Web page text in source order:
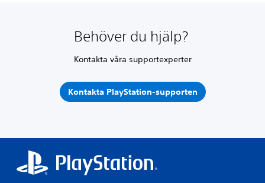
Behöver du hjälp?
Kontakta våra supportexperter
Kontakta PlayStation-supporten